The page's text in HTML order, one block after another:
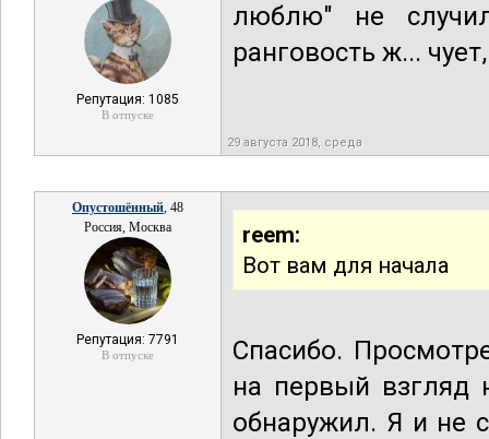
Репутация: 1085
В отпуске
люблю" не
ранговость ж...
29 августа 2018, среда
Опустошённый, 48
Россия, Москва
Репутация: 7791
В отпуске
reem:
Вот вам для начала
Спасибо.
на первый взгляд
обнаружил. Я и не